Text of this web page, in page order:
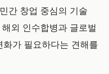
간 창업 중심의 기술
외 인수합병과 글로벌
가 필요하다는 견해를